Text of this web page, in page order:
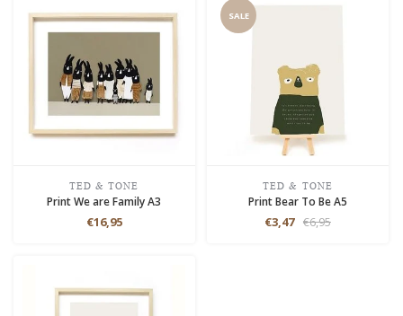
TED & TONE
Print We are Family A3
€16,95
SALE
TED & TONE
Print Bear To Be A5
€3,47 €6,95